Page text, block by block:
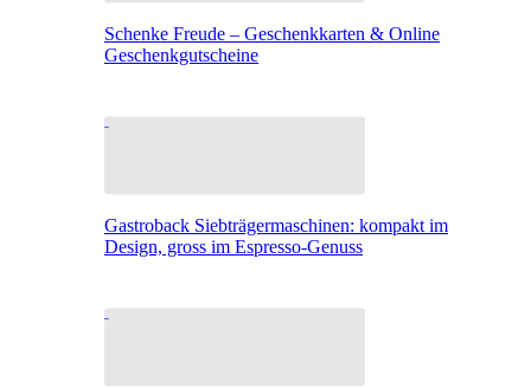
Schenke Freude – Geschenkkarten & Online
Geschenkgutscheine
Gastroback Siebträgermaschinen: kompakt im
Design, gross im Espresso-Genuss